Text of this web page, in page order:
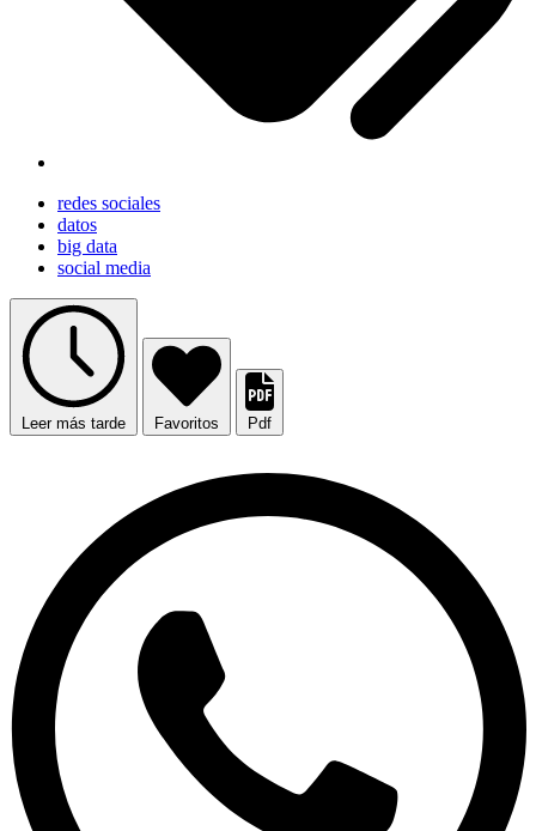
redes sociales
datos
big data
social media
Leer más tarde Favoritos Pdf